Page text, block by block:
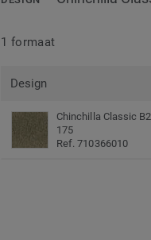
1 formaat
Design
Chinchilla Classic
175
Ref. 710366010